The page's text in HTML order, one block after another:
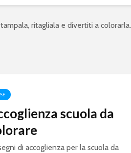
ritagliala e divertiti a colorarla.
scuola da
di accoglienza per la scuola da